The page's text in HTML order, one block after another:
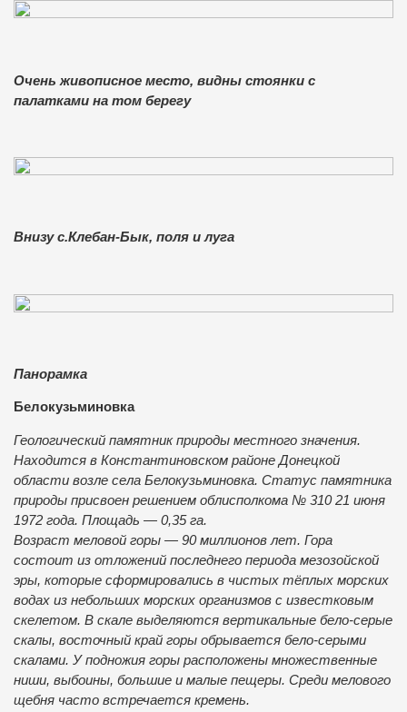
Очень живописное место, видны стоянки с
палатками на том берегу
Внизу с.Клебан-Бык, поля и луга
Панорамка
Белокузьминовка
Геологический памятник природы местного значения.
Находится в Константиновском районе Донецкой
области возле села Белокузьминовка. Статус памятника
природы присвоен решением облисполкома № 310 21 июня
1972 года. Площадь — 0,35 га.
Возраст меловой горы — 90 миллионов лет. Гора
состоит из отложений последнего периода мезозойской
эры, которые сформировались в чистых тёплых морских
водах из небольших морских организмов с известковым
скелетом. В скале выделяются вертикальные бело-серые
скалы, восточный край горы обрывается бело-серыми
скалами. У подножия горы расположены множественные
ниши, выбоины, большие и малые пещеры. Среди мелового
щебня часто встречается кремень.